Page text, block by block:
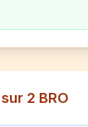
2 BRO